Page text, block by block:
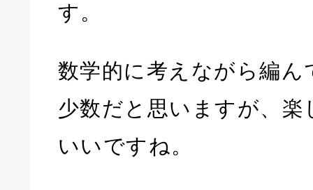
す。
数学的に考えながら編ん
少数だと思いますが、
いいですね。